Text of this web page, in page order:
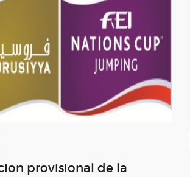
provisional de la